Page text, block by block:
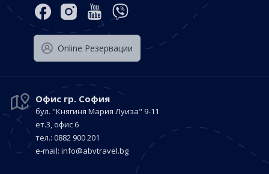
Оnline Резервации
Офис гр. София
бул. "Княгиня Мария Луиза" 9-11
ет.3, офис 6
тел.: 0882 900 201
е-mail: info@abvtravel.bg